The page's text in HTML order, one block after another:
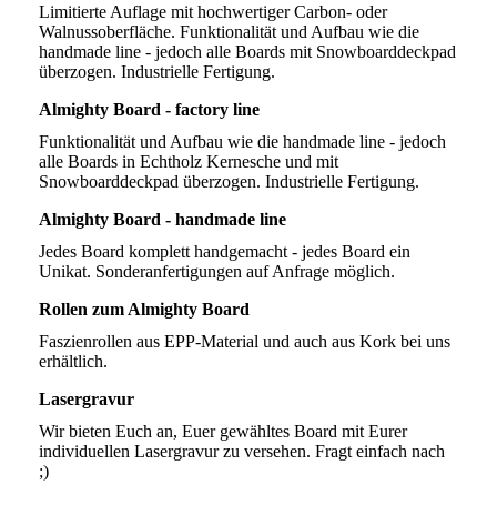
Limitierte Auflage mit hochwertiger Carbon- oder
Walnussoberfläche. Funktionalität und Aufbau wie die
handmade line - jedoch alle Boards mit Snowboarddeckpad
überzogen. Industrielle Fertigung.
Almighty Board - factory line
Funktionalität und Aufbau wie die handmade line - jedoch
alle Boards in Echtholz Kernesche und mit
Snowboarddeckpad überzogen. Industrielle Fertigung.
Almighty Board - handmade line
Jedes Board komplett handgemacht - jedes Board ein
Rollen zum Almighty Board
Faszienrollen aus EPP-Material und auch aus Kork bei uns
erhältlich.
Lasergravur
Wir bieten Euch an, Euer gewähltes Board mit Eurer
individuellen Lasergravur zu versehen. Fragt einfach nach
;)